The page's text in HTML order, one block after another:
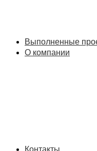
Выполненные
О компании
Контакты